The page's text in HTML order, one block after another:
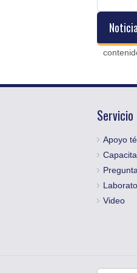
Servicio
Apoyo
Video